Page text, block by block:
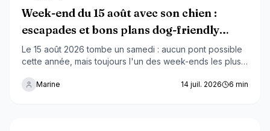
Week-end du 15 août avec son chien :
escapades et bons plans dog-friendly
2026
Le 15 août 2026 tombe un samedi : aucun pont possible
cette année, mais toujours l'un des week-ends les plus
hébergements complets : voici comment profiter
Marine 14 juil. 2026 6 min